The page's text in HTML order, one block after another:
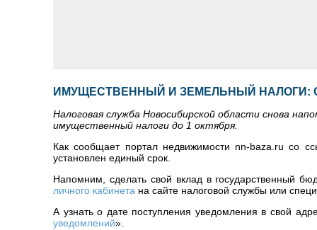
ИМУЩЕСТВЕННЫЙ И ЗЕМЕЛЬНЫЙ НАЛОГИ:
Налоговая служба Новосибирской области снова
имущественный налоги до 1 октября.
Как сообщает портал недвижимости nn-baza.ru со
установлен единый срок.
Напомним, сделать свой вклад в государственный
личного кабинета на сайте налоговой службы или
А узнать о дате поступления уведомления в свой
уведомлений».